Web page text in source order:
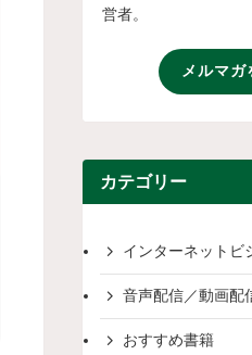
営者。
メルマガ
カテゴリー
インターネットビ
音声配信／動画配
おすすめ書籍